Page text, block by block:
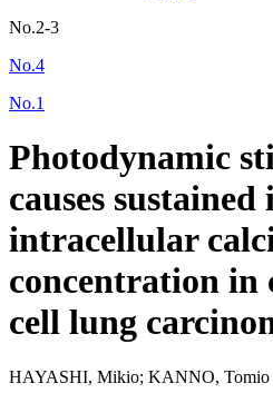
No.2-3
No.4
No.1
Photodynamic
causes sustained
intracellular
concentration in
cell lung
HAYASHI, Mikio; KANNO, Tomio